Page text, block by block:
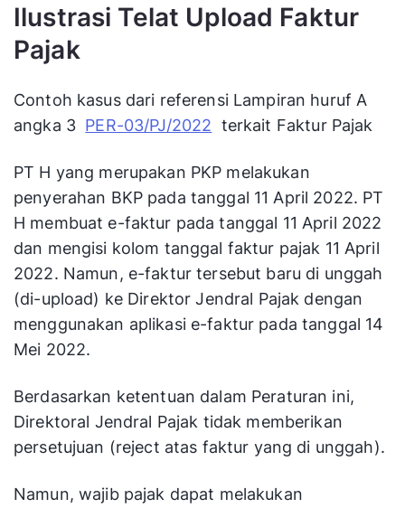
Ilustrasi Telat Upload Faktur
Pajak
Contoh kasus dari referensi Lampiran huruf A
angka 3 PER-03/PJ/2022 terkait Faktur Pajak
PT H yang merupakan PKP melakukan
penyerahan BKP pada tanggal 11 April 2022. PT
H membuat e-faktur pada tanggal 11 April 2022
dan mengisi kolom tanggal faktur pajak 11 April
2022. Namun, e-faktur tersebut baru di unggah
(di-upload) ke Direktor Jendral Pajak dengan
menggunakan aplikasi e-faktur pada tanggal 14
Mei 2022.
Berdasarkan ketentuan dalam Peraturan ini,
Direktoral Jendral Pajak tidak memberikan
persetujuan (reject atas faktur yang di unggah).
Namun, wajib pajak dapat melakukan